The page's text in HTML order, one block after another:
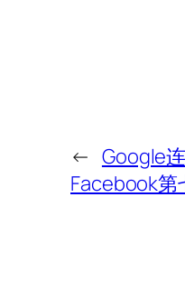
← Google
Facebook第